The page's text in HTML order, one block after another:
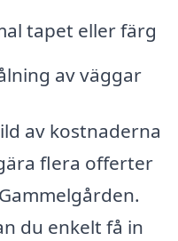
tapet eller färg
av väggar
av kostnaderna
flera offerter
du enkelt få in